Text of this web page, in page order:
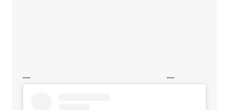
--- ---